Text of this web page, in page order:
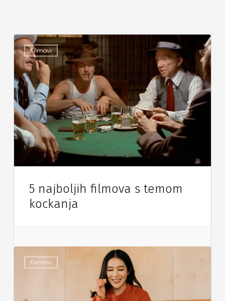
Filmovi
5 najboljih filmova s temom
kockanja
Filmovi